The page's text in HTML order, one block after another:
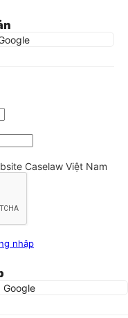
Caselaw Việt Nam
nhập